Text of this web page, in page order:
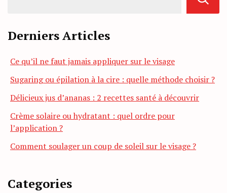
Derniers Articles
Ce qu’il ne faut jamais appliquer sur le visage
Sugaring ou épilation à la cire : quelle méthode choisir ?
Délicieux jus d’ananas : 2 recettes santé à découvrir
Crème solaire ou hydratant : quel ordre pour
l’application ?
Comment soulager un coup de soleil sur le visage ?
Categories